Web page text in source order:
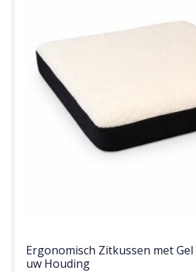
Ergonomisch Zitkussen met
uw Houding